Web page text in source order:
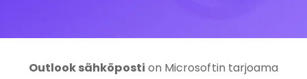
Outlook sähköposti on Microsoftin tarjoama